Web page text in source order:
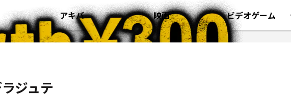
アキバ 映画 ビデオゲーム
ジュテ